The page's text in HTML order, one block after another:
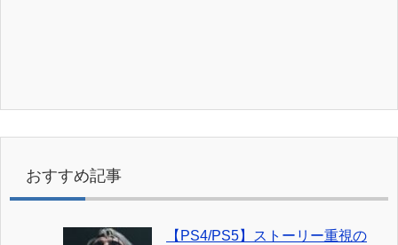
おすすめ記事
【PS4/PS5】ストーリー重視の